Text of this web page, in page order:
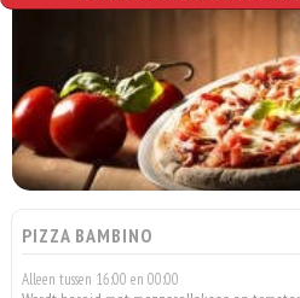
PIZZA BAMBINO
Alleen tussen 16:00 en 00:00